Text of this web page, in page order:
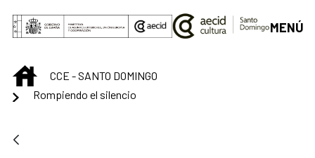
Saltar al contenido principal
MENÚ
INICIOCCE - SANTO DOMINGO
Rompiendo el silencio